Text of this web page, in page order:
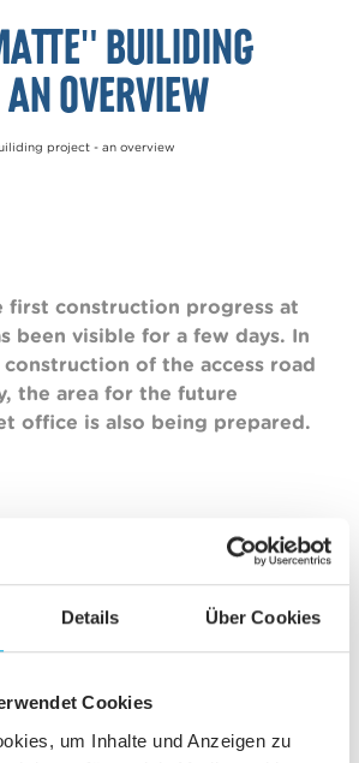
Details Über Cookies
Cookies
um Inhalte und Anzeigen zu
builiding
overview
project - an overview
first construction progress at
been visible for a few days. In
of the access road
the area for the future
office is also being prepared.
been visible for a few days. In
of the access road
office is also being prepared.
in the current pictures from a